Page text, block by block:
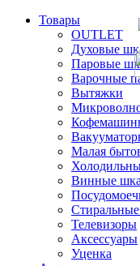
Товары
OUTLET
Духовые
Паровые
Варочные
Вытяжки
Малая
Винные
Телевизоры
Аксессуары
Уценка